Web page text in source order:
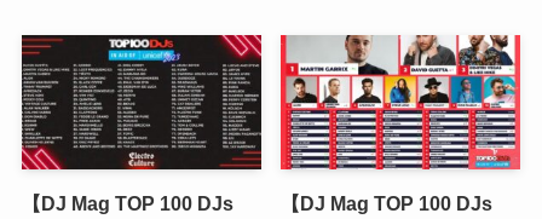
【DJ Mag TOP 100 DJs
【DJ Mag TOP 100 DJs